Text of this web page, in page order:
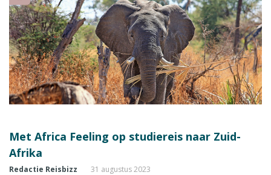
Met Africa Feeling op studiereis naar Zuid-
Afrika
Redactie Reisbizz 31 augustus 2023